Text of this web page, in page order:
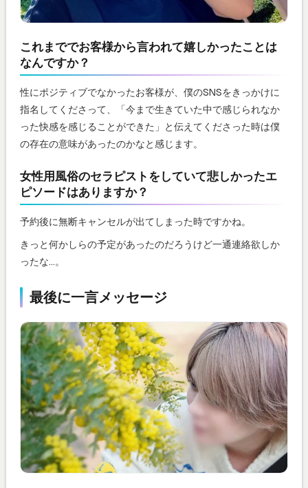
これまででお客様から言われて嬉しかったことは
なんですか？
性にポジティブでなかったお客様が、僕のSNSをきっかけに
指名してくださって、「今まで生きていた中で感じられなか
った快感を感じることができた」と伝えてくださった時は僕
の存在の意味があったのかなと感じます。
女性用風俗のセラピストをしていて悲しかったエ
ピソードはありますか？
予約後に無断キャンセルが出てしまった時ですかね。
きっと何かしらの予定があったのだろうけど一通連絡欲しか
ったな…。
最後に一言メッセージ